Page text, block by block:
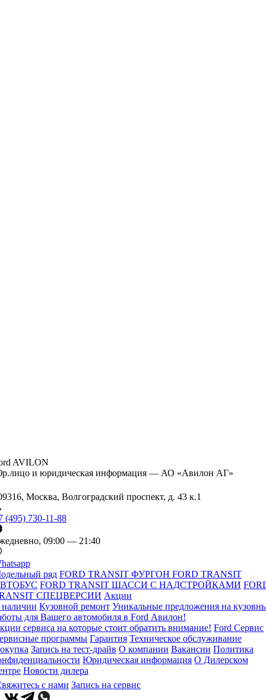
AVILON
и юридическая информация — АО «Авилон АГ»
Москва, Волгоградский проспект, д. 43 к.1
(495) 730-11-88
09:00 — 21:40
ряд FORD TRANSIT ФУРГОН FORD TRANSIT
FORD TRANSIT ШАССИ С НАДСТРОЙКАМИ
СПЕЦВЕРСИИ Акции
Кузовной ремонт Уникальные предложения на
для Вашего автомобиля в Ford Авилон!
сервиса на которые стоит обратить внимание! Ford Сервис
программы Гарантия Техническое обслуживание
Запись на тест-драйв О компании Вакансии Политика
Юридическая информация О Дилерском
Новости дилера
с нами Запись на сервис